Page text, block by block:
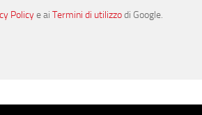
Policye ai Termini di utilizzodi Google.